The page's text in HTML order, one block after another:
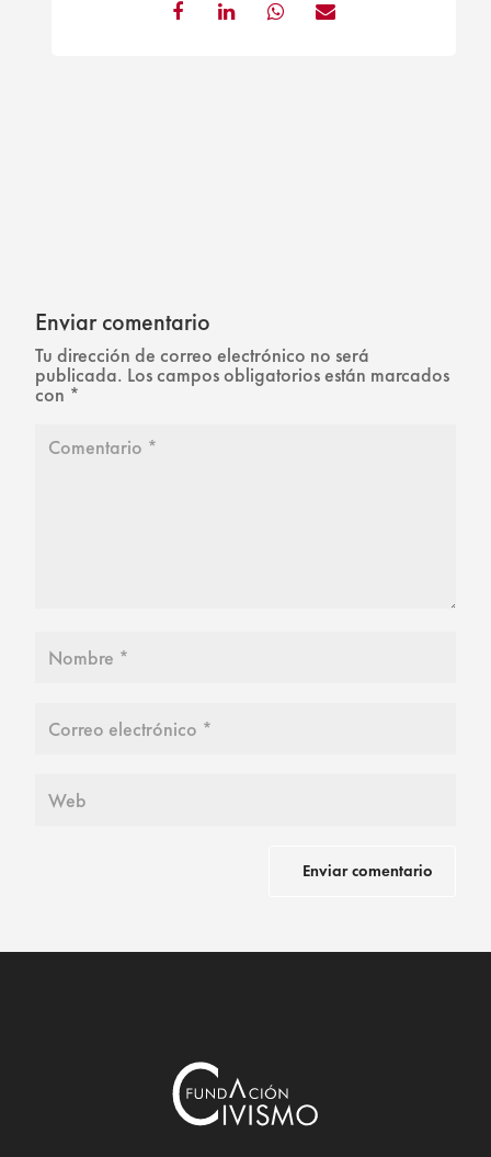
Enviar comentario
Tu dirección de correo electrónico no será
publicada. Los campos obligatorios están marcados
con *